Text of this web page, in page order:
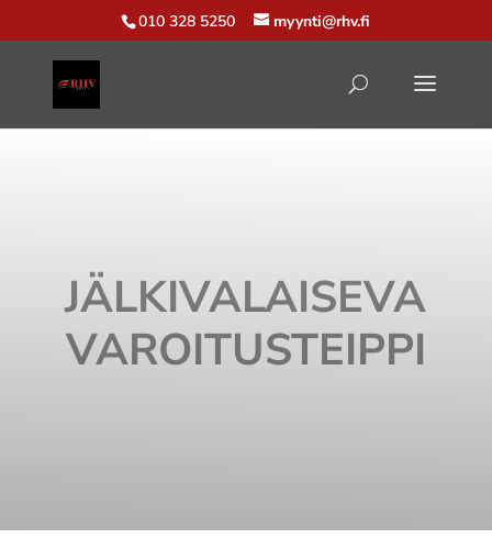
010 328 5250 myynti@rhv.fi
JÄLKIVALAISEVA
VAROITUSTEIPPI